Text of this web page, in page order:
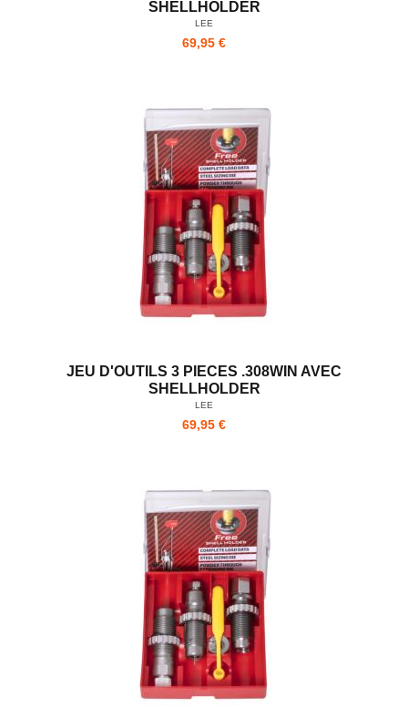
SHELLHOLDER
LEE
69,95 €
JEU D'OUTILS 3 PIECES .308WIN AVEC
SHELLHOLDER
LEE
69,95 €